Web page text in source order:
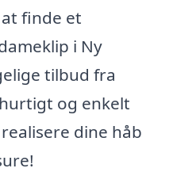
finde et
i Ny
tilbud fra
og enkelt
dine håb